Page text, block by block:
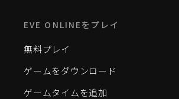
EVE ONLINEをプレイ
無料プレイ
ゲームをダウンロード
ゲームタイムを追加